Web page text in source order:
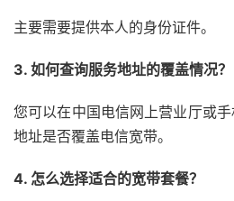
主要需要提供本人的身份证件。
3. 如何查询服务地址的覆盖情况？
您可以在中国电信网上营业厅或
地址是否覆盖电信宽带。
4. 怎么选择适合的宽带套餐？